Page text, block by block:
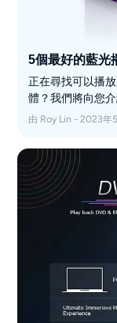
5個最好的藍光
正在尋找可以播
體？我們將向您
播放軟體。
由 Roy Lin - 2023年